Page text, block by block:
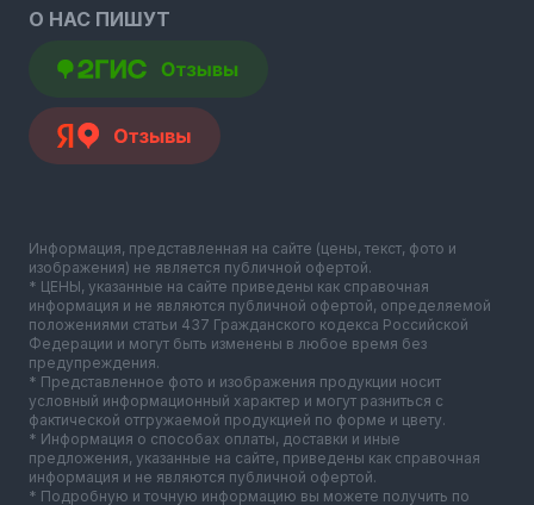
О НАС ПИШУТ
Информация, представленная на сайте (цены, текст, фото и
изображения) не является публичной офертой.
* ЦЕНЫ, указанные на сайте приведены как справочная
информация и не являются публичной офертой, определяемой
положениями статьи 437 Гражданского кодекса Российской
Федерации и могут быть изменены в любое время без
предупреждения.
* Представленное фото и изображения продукции носит
условный информационный характер и могут разниться с
фактической отгружаемой продукцией по форме и цвету.
* Информация о способах оплаты, доставки и иные
предложения, указанные на сайте, приведены как справочная
информация и не являются публичной офертой.
* Подробную и точную информацию вы можете получить по